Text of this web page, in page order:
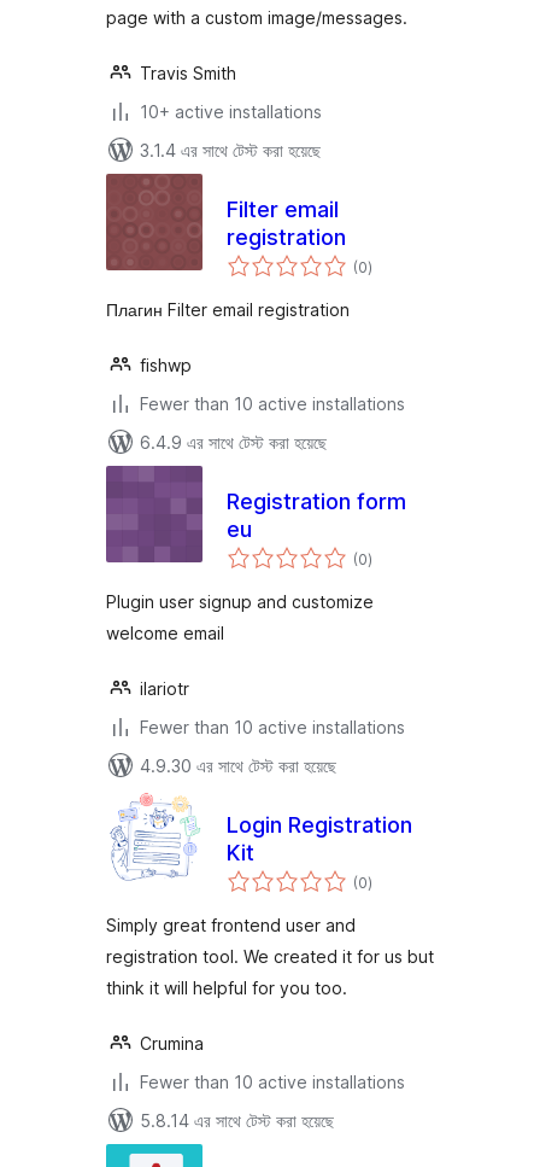
page with a custom image/messages.
Travis Smith
10+ active installations
3.1.4 এর সাথে টেস্ট করা হয়েছে
Filter email
registration
(0total
ratings
)
Плагин Filter email registration
fishwp
Fewer than 10 active installations
6.4.9 এর সাথে টেস্ট করা হয়েছে
Registration form
eu
(0total
ratings
)
Plugin user signup and customize
welcome email
ilariotr
Fewer than 10 active installations
4.9.30 এর সাথে টেস্ট করা হয়েছে
Login Registration
Kit
(0total
ratings
)
Simply great frontend user and
registration tool. We created it for us but
think it will helpful for you too.
Crumina
Fewer than 10 active installations
5.8.14 এর সাথে টেস্ট করা হয়েছে